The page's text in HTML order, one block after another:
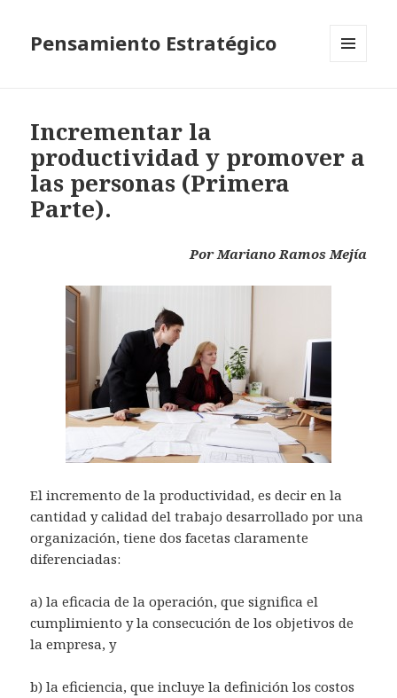
Pensamiento Estratégico
Incrementar la
productividad y promover a
las personas (Primera
Parte).
Por Mariano Ramos Mejía
El incremento de la productividad, es decir en la
cantidad y calidad del trabajo desarrollado por una
organización, tiene dos facetas claramente
diferenciadas:
a) la eficacia de la operación, que significa el
cumplimiento y la consecución de los objetivos de
la empresa, y
b) la eficiencia, que incluye la definición los costos